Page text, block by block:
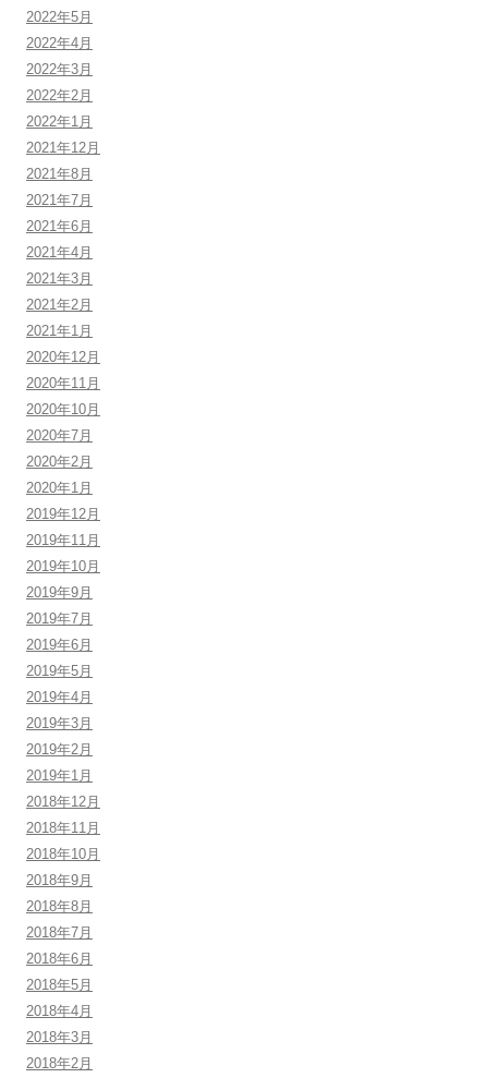
2022年5月
2022年4月
2022年3月
2022年2月
2022年1月
2021年12月
2021年8月
2021年7月
2021年6月
2021年4月
2021年3月
2021年2月
2021年1月
2020年12月
2020年11月
2020年10月
2020年7月
2020年2月
2020年1月
2019年12月
2019年11月
2019年10月
2019年9月
2019年7月
2019年6月
2019年5月
2019年4月
2019年3月
2019年2月
2019年1月
2018年12月
2018年11月
2018年10月
2018年9月
2018年8月
2018年7月
2018年6月
2018年5月
2018年4月
2018年3月
2018年2月